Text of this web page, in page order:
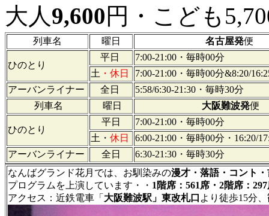
大人9,600円・こども
列車名 曜日 名古屋発便
ひのとり
平日
7:00-21:00・毎時00分
土 ・休日
7:00-21:00・毎時00分&8:20/
アーバンライナー
全日
5:58/6:30-21:30・毎時30分
列車名
曜日 大阪難波発便
ひのとり
平日
7:00-21:00・毎時00分
土・ 休日
6:00-21:00・毎時00分・16:20/
アーバンライナー
全日
6:30-21:30・毎時30分
なんばグランド花月では、お馴染みの漫才・落語・コント
プログラムを上演しています・・ 1階席：561席・2階席：
アクセス：近鉄電車「 大阪難波駅」東改札口 より徒歩15分